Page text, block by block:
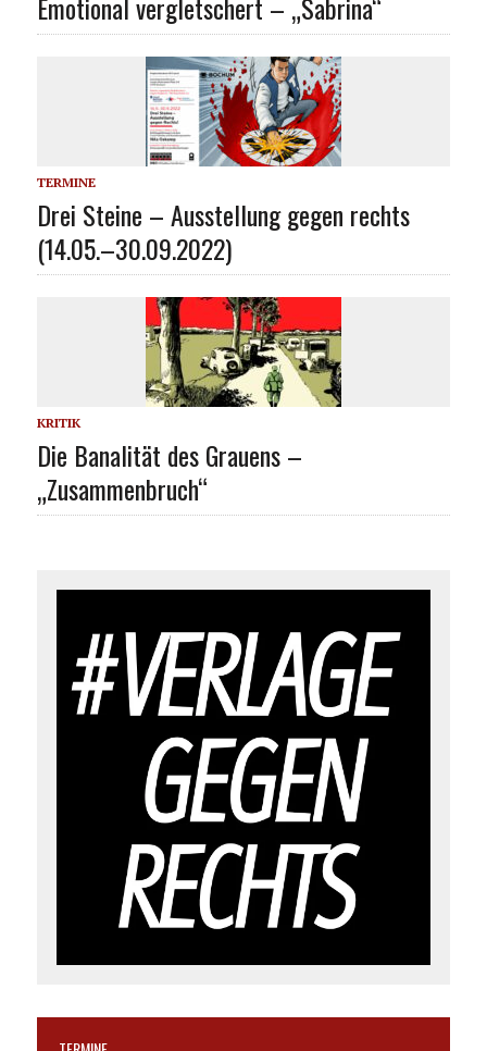
TERMINE
Drei Steine – Ausstellung gegen rechts
(14.05.–30.09.2022)
KRITIK
Die Banalität des Grauens –
„Zusammenbruch“